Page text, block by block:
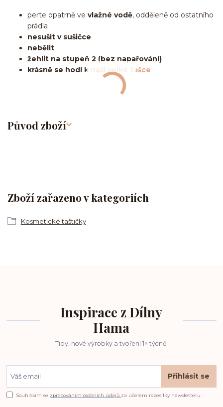
perte opatrně ve vlažné vodě, odděleně od ostatního
prádla
nesušit v sušičce
nebělit
žehlit na stupeň 2 (bez napařování)
krásně se hodí k naší velké tašce
Původ zboží
Zboží zařazeno v kategoriích
Kosmetické taštičky
Inspirace z Dílny
Hama
Tipy, nové výrobky a tvoření 1× týdně.
Přihlásit se
Souhlasím se zpracováním osobních údajů za účelem rozesílky newsletteru.